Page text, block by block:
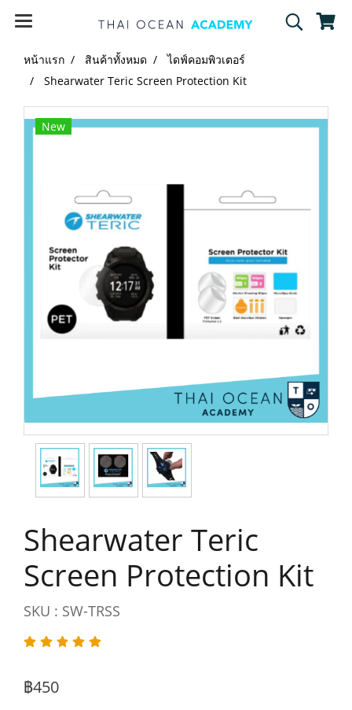
หน้าแรก สินค้าทั้งหมด
ไดฟ์คอมพิวเตอร์
Shearwater Teric Screen Protection Kit
New
Shearwater Teric
Screen Protection Kit
SKU : SW-TRSS
฿450